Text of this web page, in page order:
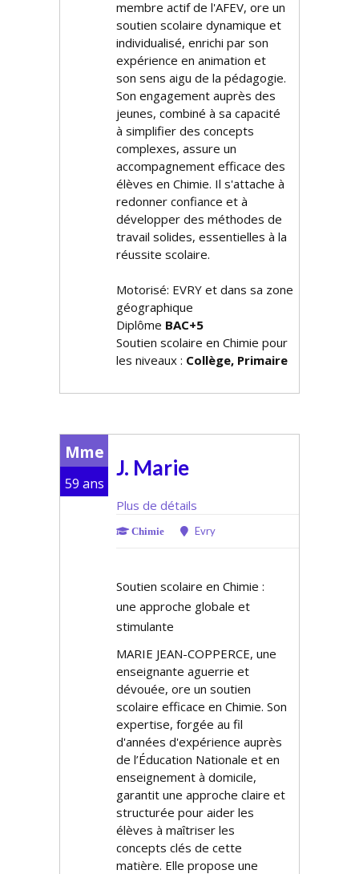
membre actif de l'AFEV, offre un
soutien scolaire dynamique et
individualisé, enrichi par son
expérience en animation et
son sens aigu de la pédagogie.
Son engagement auprès des
jeunes, combiné à sa capacité
à simplifier des concepts
complexes, assure un
accompagnement efficace des
élèves en Chimie. Il s'attache à
redonner confiance et à
développer des méthodes de
travail solides, essentielles à la
réussite scolaire.
Motorisé: EVRY et dans sa zone
géographique
Diplôme BAC+5
Soutien scolaire en Chimie pour
les niveaux : Collège, Primaire
Mme
59 ans
J. Marie
Plus de détails
Chimie Evry
Soutien scolaire en Chimie :
une approche globale et
stimulante
MARIE JEAN-COPPERCE, une
enseignante aguerrie et
dévouée, offre un soutien
scolaire efficace en Chimie. Son
expertise, forgée au fil
d'années d'expérience auprès
de l’Éducation Nationale et en
enseignement à domicile,
garantit une approche claire et
structurée pour aider les
élèves à maîtriser les
concepts clés de cette
matière. Elle propose une